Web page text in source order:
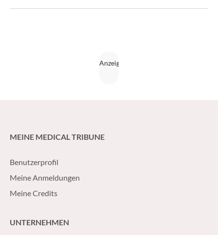
MEINE MEDICAL TRIBUNE
Benutzerprofil
Meine Anmeldungen
Meine Credits
UNTERNEHMEN